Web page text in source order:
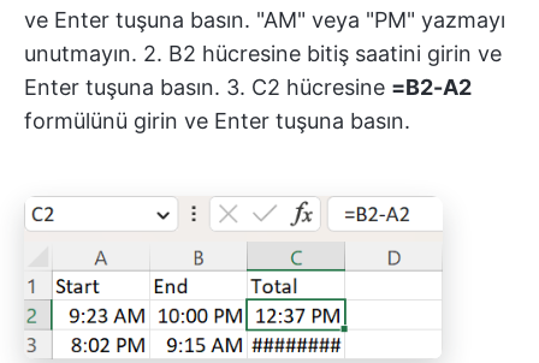
ve Enter tuşuna basın. "AM" veya "PM" yazmayı
unutmayın. 2. B2 hücresine bitiş saatini girin ve
Enter tuşuna basın. 3. C2 hücresine =B2-A2
formülünü girin ve Enter tuşuna basın.